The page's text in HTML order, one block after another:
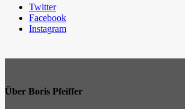
Twitter
Facebook
Instagram
Über Boris Pfeiffer